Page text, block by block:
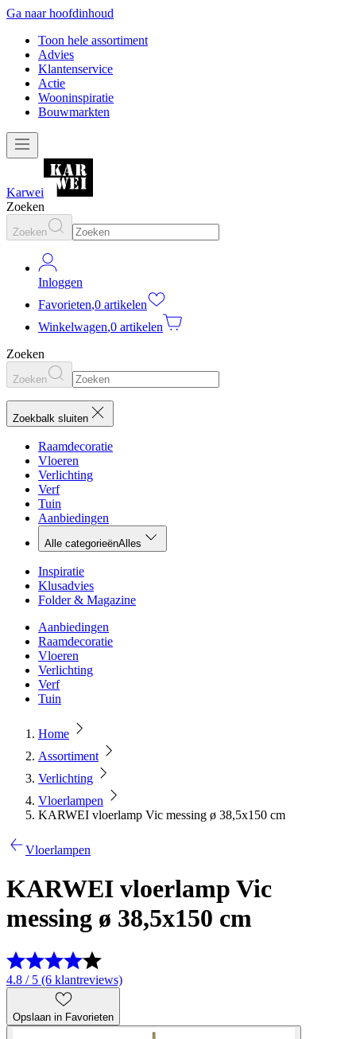
Ga naar hoofdinhoud
Toon hele assortiment
Advies
Klantenservice
Actie
Wooninspiratie
Bouwmarkten
Karwei
Zoeken
Zoeken
Inloggen
Favorieten,0 artikelen
Winkelwagen,0 artikelen
Zoeken
Zoeken
Zoekbalk sluiten
Raamdecoratie
Vloeren
Verlichting
Verf
Tuin
Aanbiedingen
Alle categorieënAlles
Inspiratie
Klusadvies
Folder & Magazine
Aanbiedingen
Raamdecoratie
Vloeren
Verlichting
Verf
Tuin
Home
Assortiment
Verlichting
Vloerlampen
KARWEI vloerlamp Vic messing ø 38,5x150 cm
Vloerlampen
KARWEI vloerlamp Vic
messing ø 38,5x150 cm
4.8 / 5 (6 klantreviews)
Opslaan in Favorieten